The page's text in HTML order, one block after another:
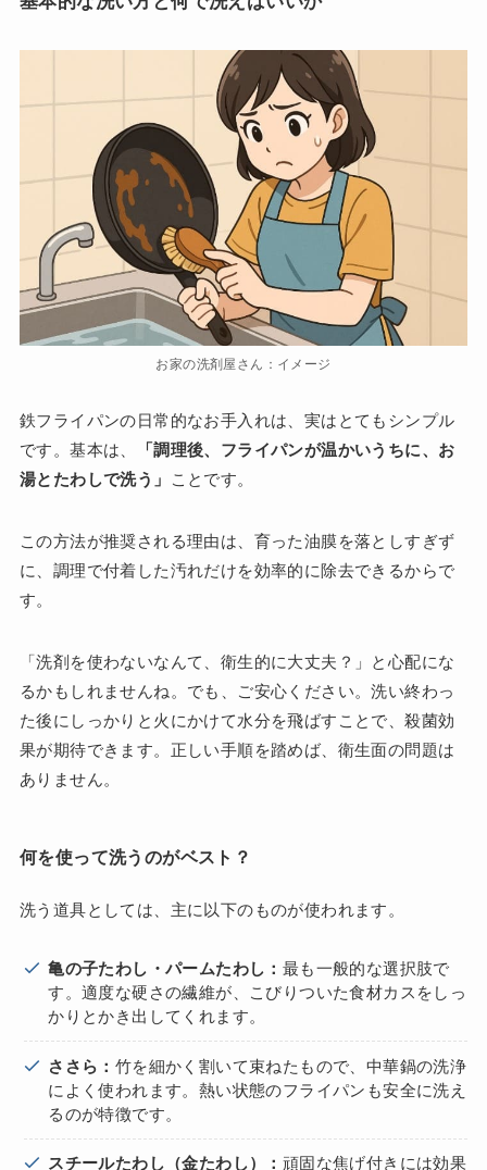
お家の洗剤屋さん：イメージ
鉄フライパンの日常的なお手入れは、実はとてもシンプル
です。基本は、
「調理後、フライパンが温かいうちに、お
湯とたわしで洗う」
ことです。
この方法が推奨される理由は、育った油膜を落としすぎず
に、調理で付着した汚れだけを効率的に除去できるからで
す。
「洗剤を使わないなんて、衛生的に大丈夫？」と心配にな
るかもしれませんね。でも、ご安心ください。洗い終わっ
た後にしっかりと火にかけて水分を飛ばすことで、殺菌効
果が期待できます。正しい手順を踏めば、衛生面の問題は
ありません。
何を使って洗うのがベスト？
洗う道具としては、主に以下のものが使われます。
亀の子たわし・パームたわし： 最も一般的な選択肢で
す。適度な硬さの繊維が、こびりついた食材カスをしっ
かりとかき出してくれます。
ささら： 竹を細かく割いて束ねたもので、中華鍋の洗浄
によく使われます。熱い状態のフライパンも安全に洗え
るのが特徴です。
スチールたわし（金たわし）： 頑固な焦げ付きには効果